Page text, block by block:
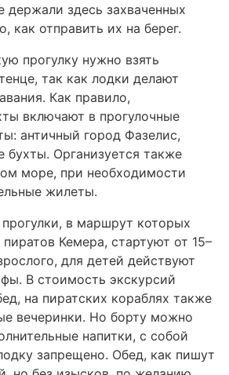
держали здесь захваченных
как отправить их на берег.
прогулку нужно взять
так как лодки делают
Как правило,
включают в прогулочные
античный город Фазелис,
бухты. Организуется также
море, при необходимости
жилеты.
в маршрут которых
Кемера, стартуют от 15–
для детей действуют
В стоимость экскурсий
на пиратских кораблях также
вечеринки. Но борту можно
напитки, с собой
запрещено. Обед, как пишут